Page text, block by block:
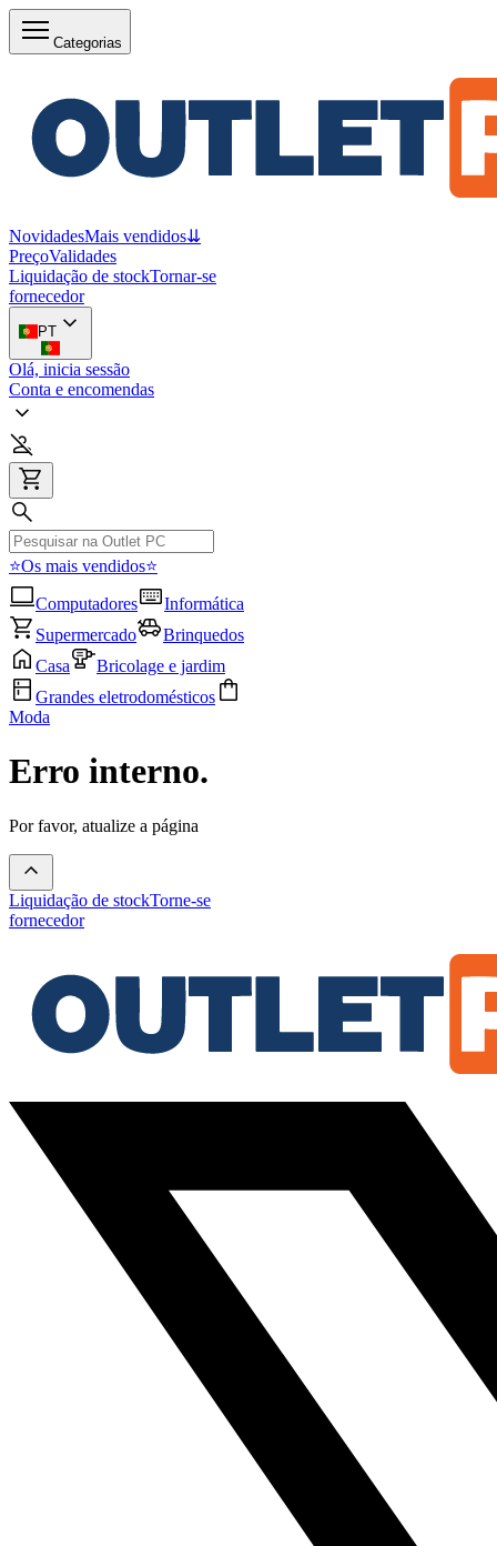
Categorias
NovidadesMais vendidos⇊
PreçoValidades
Liquidação de stockTornar-se
fornecedor
PT
Olá, inicia sessão
Conta e encomendas
⭐Os mais vendidos⭐
Computadores
Informática
Supermercado
Brinquedos
Casa
Bricolage e jardim
Grandes eletrodomésticos
Moda
Erro interno.
Por favor, atualize a página
Liquidação de stockTorne-se
fornecedor